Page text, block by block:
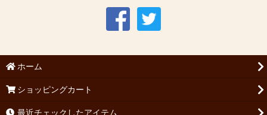
ホーム
ショッピングカート
最近チェックしたアイテム